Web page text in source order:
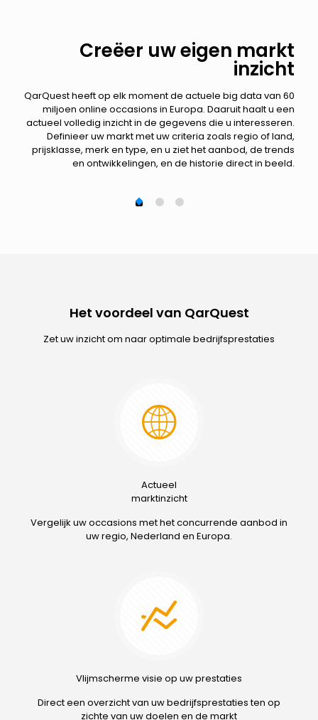
Creëer uw eigen markt
inzicht
QarQuest heeft op elk moment de actuele big data van 60
miljoen online occasions in Europa. Daaruit haalt u een
actueel volledig inzicht in de gegevens die u interesseren.
Definieer uw markt met uw criteria zoals regio of land,
prijsklasse, merk en type, en u ziet het aanbod, de trends
en ontwikkelingen, en de historie direct in beeld.
Het voordeel van QarQuest
Zet uw inzicht om naar optimale bedrijfsprestaties
Actueel
marktinzicht
Vergelijk uw occasions met het concurrende aanbod in
uw regio, Nederland en Europa.
Vlijmscherme visie op uw prestaties
Direct een overzicht van uw bedrijfsprestaties ten op
zichte van uw doelen en de markt